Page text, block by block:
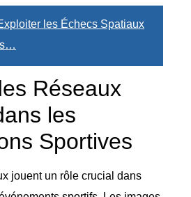
les Échecs Spatiaux
Réseaux
les
Sportives
jouent un rôle crucial dans